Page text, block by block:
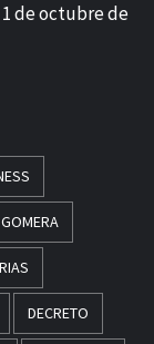
de octubre de
DECRETO